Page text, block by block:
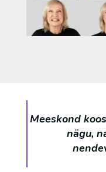
Meeskond
nägu,